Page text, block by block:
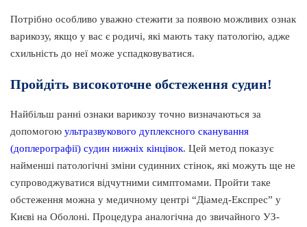
Потрібно особливо уважно стежити за появою можливих ознак
варикозу, якщо у вас є родичі, які мають таку патологію, адже
схильність до неї може успадковуватися.
Пройдіть високоточне обстеження судин!
Найбільш ранні ознаки варикозу точно визначаються за
допомогою ультразвукового дуплексного сканування
(доплерографії) судин нижніх кінцівок. Цей метод показує
найменші патологічні зміни судинних стінок, які можуть ще не
супроводжуватися відчутними симптомами. Пройти таке
обстеження можна у медичному центрі “Діамед-Експрес” у
Києві на Оболоні. Процедура аналогічна до звичайного УЗ-